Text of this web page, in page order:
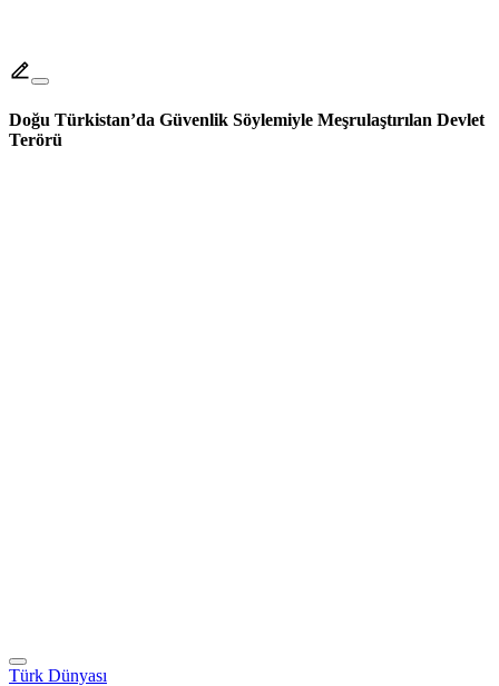
Doğu Türkistan’da Güvenlik Söylemiyle Meşrulaştırılan Devlet
Terörü
Türk Dünyası